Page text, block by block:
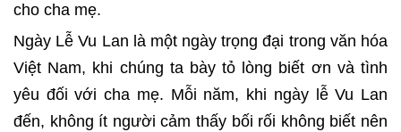
cho cha mẹ.
Ngày Lễ Vu Lan là một ngày trọng đại trong văn hóa
Việt Nam, khi chúng ta bày tỏ lòng biết ơn và tình
yêu đối với cha mẹ. Mỗi năm, khi ngày lễ Vu Lan
đến, không ít người cảm thấy bối rối không biết nên